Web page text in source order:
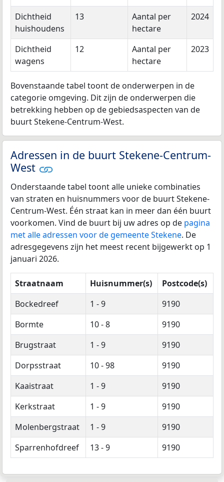
Dichtheid
huishoudens
13
Aantal per
hectare
2024
Dichtheid
wagens
12
Aantal per
hectare
2023
Bovenstaande tabel toont de onderwerpen in de
categorie omgeving. Dit zijn de onderwerpen die
betrekking hebben op de gebiedsaspecten van de
buurt Stekene-Centrum-West.
Adressen in de buurt Stekene-Centrum-
West
Onderstaande tabel toont alle unieke combinaties
van straten en huisnummers voor de buurt Stekene-
Centrum-West. Één straat kan in meer dan één buurt
voorkomen. Vind de buurt bij uw adres op de pagina
met alle adressen voor de gemeente Stekene. De
adresgegevens zijn het meest recent bijgewerkt op 1
januari 2026.
Straatnaam Huisnummer(s)
Postcode(s)
Bockedreef
1 - 9
9190
Bormte
10 - 8
9190
Brugstraat
1 - 9
9190
Dorpsstraat
10 - 98
9190
Kaaistraat
1 - 9
9190
Kerkstraat
1 - 9
9190
Molenbergstraat
1 - 9
9190
Sparrenhofdreef
13 - 9 9190